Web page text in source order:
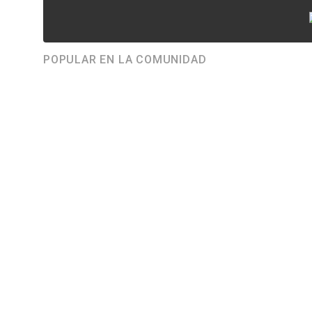
POPULAR EN LA COMUNIDAD